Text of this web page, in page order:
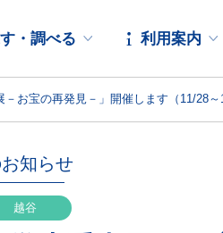
・調べる 利用案内
－お宝の再発見－」開催します（11/28～
知らせ
越谷